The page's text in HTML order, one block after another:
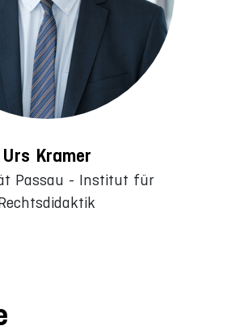
Urs Kramer
Passau - Institut für